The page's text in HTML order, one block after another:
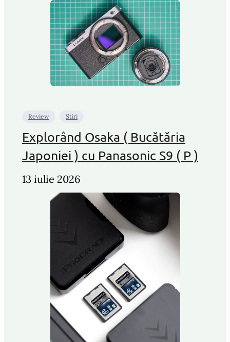
Review Stiri
Explorând Osaka ( Bucătăria
Japoniei ) cu Panasonic S9 ( P )
13 iulie 2026